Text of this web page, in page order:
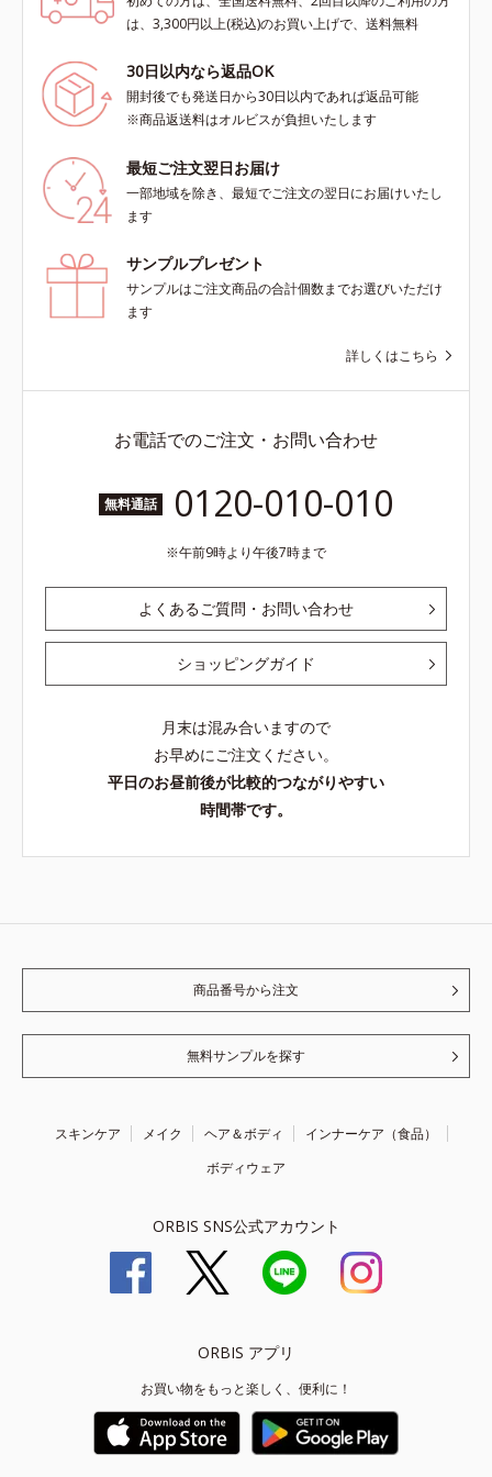
は、3,300円以上(税込)のお買い上げで、送料無料
30日以内なら返品OK
開封後でも発送日から30日以内であれば返品可能
※商品返送料はオルビスが負担いたします
最短ご注文翌日お届け
一部地域を除き、最短でご注文の翌日にお届けいたし
ます
サンプルプレゼント
サンプルはご注文商品の合計個数までお選びいただけ
ます
詳しくはこちら
お電話でのご注文・お問い合わせ
無料通話 0120-010-010
午前9時より午後7時まで
よくあるご質問・お問い合わせ
ショッピングガイド
月末は混み合いますので
お早めにご注文ください。
平日のお昼前後が比較的つながりやすい
時間帯です。
商品番号から注文
無料サンプルを探す
スキンケア メイク ヘア＆ボディ
インナーケア（食品）
ボディウェア
ORBIS SNS公式アカウント
ORBIS アプリ
お買い物をもっと楽しく、便利に！